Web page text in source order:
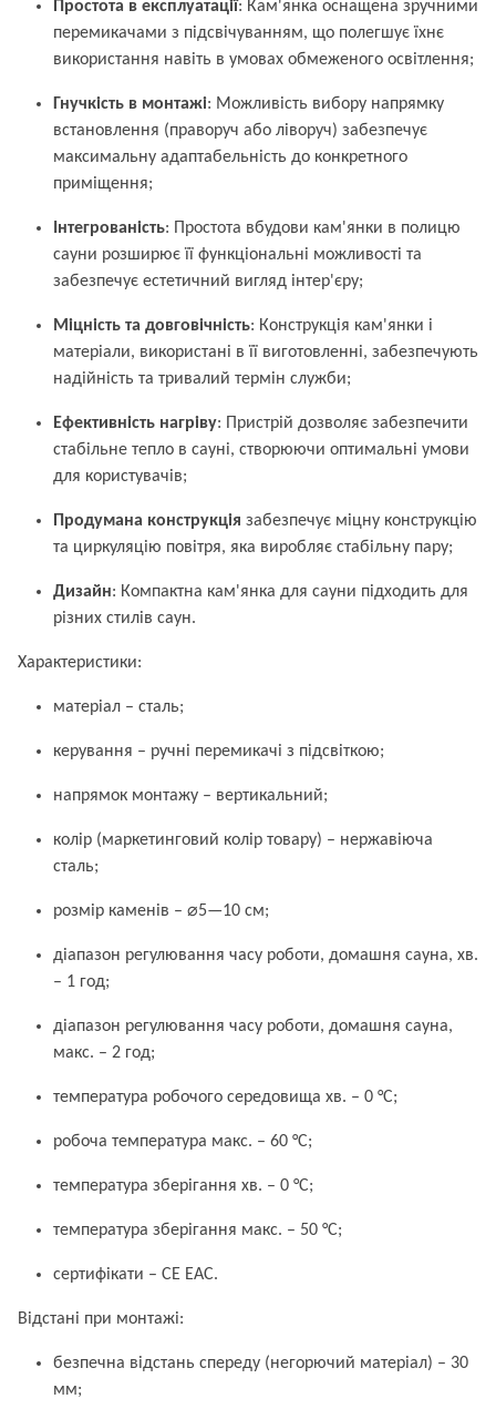
Простота в експлуатації: Кам'янка оснащена зручними
перемикачами з підсвічуванням, що полегшує їхнє
використання навіть в умовах обмеженого освітлення;
Гнучкість в монтажі: Можливість вибору напрямку
встановлення (праворуч або ліворуч) забезпечує
максимальну адаптабельність до конкретного
приміщення;
Інтегрованість: Простота вбудови кам'янки в полицю
сауни розширює її функціональні можливості та
забезпечує естетичний вигляд інтер'єру;
Міцність та довговічність: Конструкція кам'янки і
матеріали, використані в її виготовленні, забезпечують
надійність та тривалий термін служби;
Ефективність нагріву: Пристрій дозволяє забезпечити
стабільне тепло в сауні, створюючи оптимальні умови
для користувачів;
Продумана конструкція забезпечує міцну конструкцію
та циркуляцію повітря, яка виробляє стабільну пару;
Дизайн: Компактна кам'янка для сауни підходить для
різних стилів саун.
Характеристики:
матеріал – сталь;
керування – ручні перемикачі з підсвіткою;
напрямок монтажу – вертикальний;
колір (маркетинговий колір товару) – нержавіюча
сталь;
розмір каменів – ⌀5—10 см;
діапазон регулювання часу роботи, домашня сауна, хв.
– 1 год;
діапазон регулювання часу роботи, домашня сауна,
макс. – 2 год;
температура робочого середовища хв. – 0 °C;
робоча температура макс. – 60 °C;
температура зберігання хв. – 0 °C;
температура зберігання макс. – 50 °C;
сертифікати – CE EAC.
Відстані при монтажі:
безпечна відстань спереду (негорючий матеріал) – 30
мм;